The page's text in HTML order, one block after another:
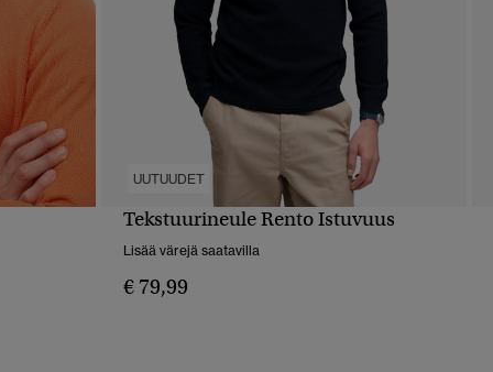
UUTUUDET
Tekstuurineule Rento Istuvuus
Lisää värejä saatavilla
€ 79,99